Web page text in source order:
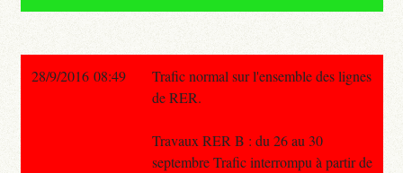
28/9/2016 08:49
Trafic normal sur l'ensemble des lignes
de RER.
Travaux RER B : du 26 au 30
septembre Trafic interrompu à partir de